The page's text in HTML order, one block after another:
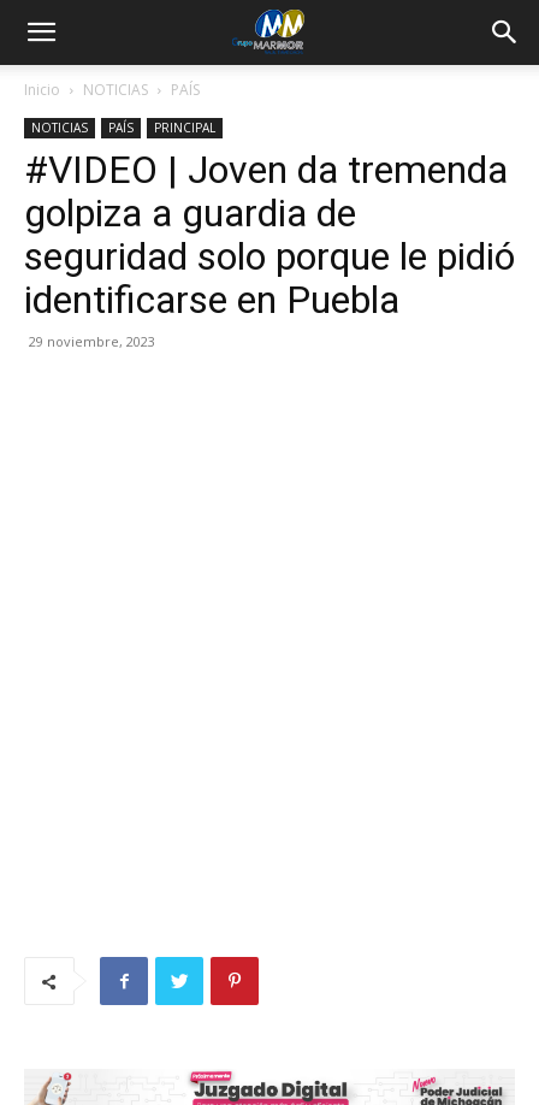
Inicio NOTICIAS PAÍS
NOTICIAS PAÍS PRINCIPAL
#VIDEO | Joven da tremenda
golpiza a guardia de
seguridad solo porque le pidió
identificarse en Puebla
29 noviembre, 2023